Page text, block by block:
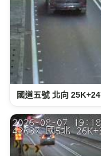
國道五號 北向